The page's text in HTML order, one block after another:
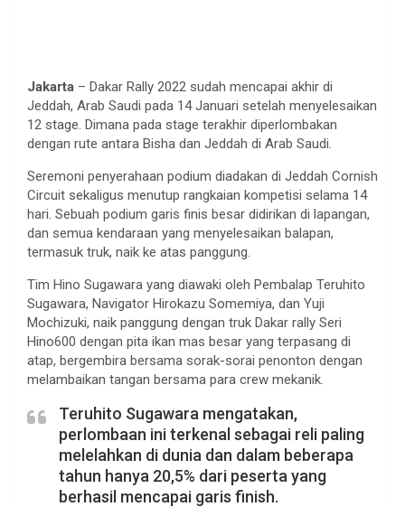
Jakarta – Dakar Rally 2022 sudah mencapai akhir di
Jeddah, Arab Saudi pada 14 Januari setelah menyelesaikan
12 stage. Dimana pada stage terakhir diperlombakan
dengan rute antara Bisha dan Jeddah di Arab Saudi.
Seremoni penyerahaan podium diadakan di Jeddah Cornish
Circuit sekaligus menutup rangkaian kompetisi selama 14
hari. Sebuah podium garis finis besar didirikan di lapangan,
dan semua kendaraan yang menyelesaikan balapan,
termasuk truk, naik ke atas panggung.
Tim Hino Sugawara yang diawaki oleh Pembalap Teruhito
Sugawara, Navigator Hirokazu Somemiya, dan Yuji
Mochizuki, naik panggung dengan truk Dakar rally Seri
Hino600 dengan pita ikan mas besar yang terpasang di
atap, bergembira bersama sorak-sorai penonton dengan
melambaikan tangan bersama para crew mekanik.
Teruhito Sugawara mengatakan,
perlombaan ini terkenal sebagai reli paling
melelahkan di dunia dan dalam beberapa
tahun hanya 20,5% dari peserta yang
berhasil mencapai garis finish.